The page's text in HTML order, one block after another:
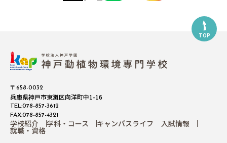
TOP
〒658-0032
兵庫県神戸市東灘区向洋町中1-16
TEL:078-857-3612
FAX:078-857-4321
学校紹介 学科・コース キャンパスライフ 入試情報
就職・資格